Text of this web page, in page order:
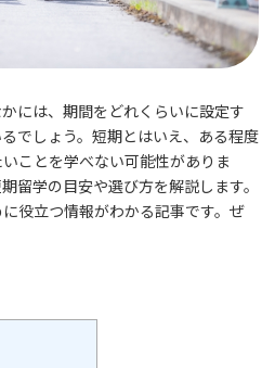
には、期間をどれくらいに設定す
でしょう。短期とはいえ、ある程度
ことを学べない可能性がありま
留学の目安や選び方を解説します。
役立つ情報がわかる記事です。ぜ